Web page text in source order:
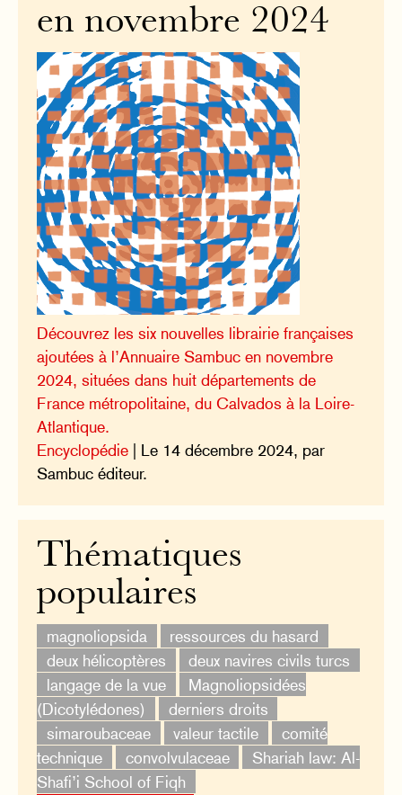
en novembre 2024
Découvrez les six nouvelles librairie françaises
ajoutées à l’Annuaire Sambuc en novembre
2024, situées dans huit départements de
France métropolitaine, du Calvados à la Loire-
Atlantique.
Encyclopédie | Le 14 décembre 2024, par
Sambuc éditeur.
Thématiques
populaires
magnoliopsida
ressources du hasard
deux hélicoptères
deux navires civils turcs
langage de la vue
Magnoliopsidées
(Dicotylédones)
derniers droits
simaroubaceae
valeur tactile
comité
technique
convolvulaceae
Shariah law: Al-
Shafi’i School of Fiqh